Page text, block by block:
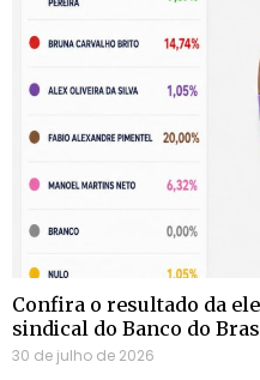
Confira o resultado da
sindical do Banco do
30 de julho de 2026